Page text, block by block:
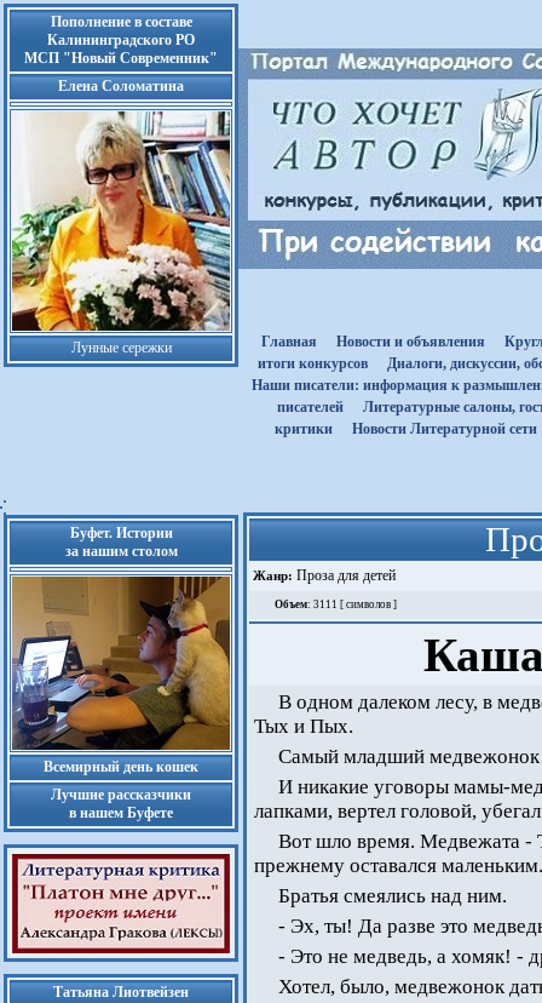
Пополнение в составе
Калининградского РО
МСП "Новый Современник"
Елена Соломатина
Лунные сережки Главная Новости и объявления
итоги конкурсов
Диалоги, дискуссии,
Наши писатели: информация к
писателей
Литературные салоны,
критики
Новости Литературной сети
Буфет. Истории
за нашим столом
Всемирный день кошек
Лучшие рассказчики
в нашем Буфете
Татьяна Лиотвейзен
Жанр: Проза для детей
Объем: 3111 [ символов ]
Каша
В одном далеком лесу, в
Тых и Пых.
Самый младший
И никакие уговоры мамы-
лапками, вертел головой,
Вот шло время. Медвежата -
прежнему оставался маленьким.
Братья смеялись над ним.
- Эх, ты! Да разве это
- Это не медведь, а хомяк! -
Хотел, было, медвежонок